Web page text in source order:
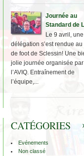
Journée au
Standard de
Le 9 avril,
délégation s’est rendue au
de foot de Sclessin! Une
jolie journée organisée par
l’AVIQ. Entraînement de
l’équipe,...
CATÉGORIES
Evénements
Non classé